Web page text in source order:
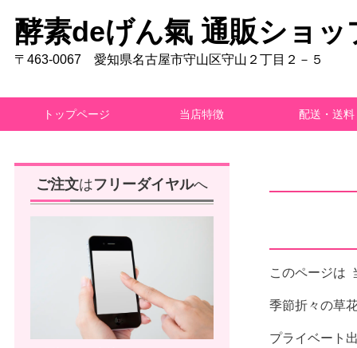
酵素deげん氣 通販ショッ
〒463-0067 愛知県名古屋市守山区守山２丁目２－５
トップページ 当店特徴 配送・送料
このページは
季節折々の草
プライベート
ご注文はフリーダイヤルへ